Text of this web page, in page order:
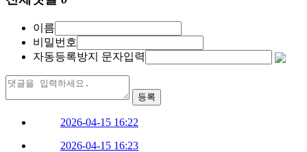
이름
비밀번호
자동등록방지 문자입력
등록
2026-04-15 16:22
2026-04-15 16:23